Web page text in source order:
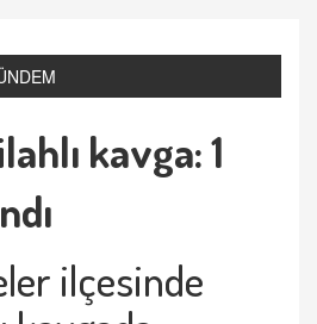
kavga: 1
ilçesinde